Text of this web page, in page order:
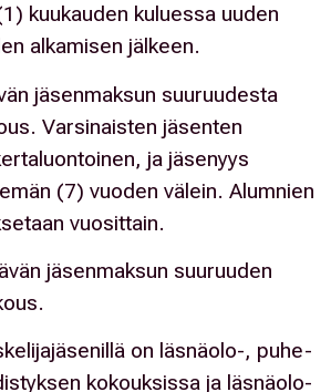
kuukauden kuluessa uuden
alkamisen jälkeen.
jäsenmaksun suuruudesta
Varsinaisten jäsenten
ja jäsenyys
(7) vuoden välein. Alumnien
vuosittain.
jäsenmaksun suuruuden
on läsnäolo-, puhe-
kokouksissa ja läsnäolo-